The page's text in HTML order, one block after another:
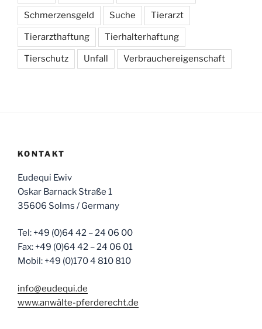
Schmerzensgeld Suche Tierarzt
Tierarzthaftung Tierhalterhaftung
Tierschutz Unfall Verbrauchereigenschaft
KONTAKT
Eudequi Ewiv
Oskar Barnack Straße 1
35606 Solms / Germany
Tel: +49 (0)64 42 – 24 06 00
Fax: +49 (0)64 42 – 24 06 01
Mobil: +49 (0)170 4 810 810
info@eudequi.de
www.anwälte-pferderecht.de